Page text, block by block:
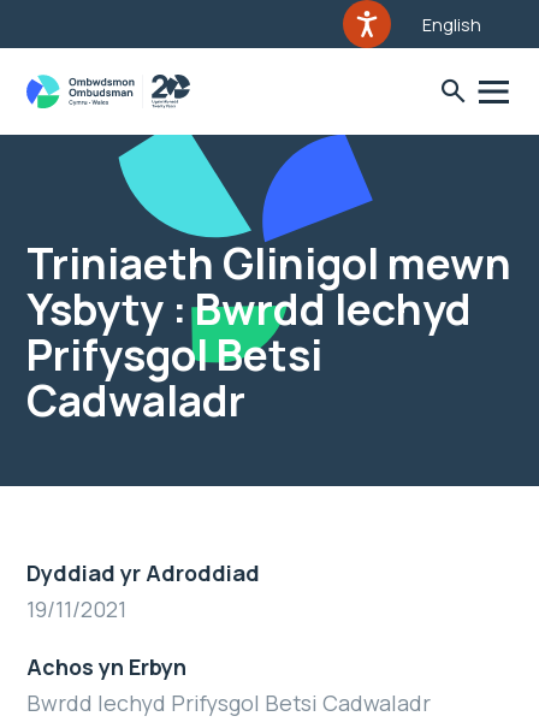
English
Triniaeth Glinigol mewn
Ysbyty : Bwrdd Iechyd
Prifysgol Betsi
Cadwaladr
Dyddiad yr Adroddiad
19/11/2021
Achos yn Erbyn
Bwrdd Iechyd Prifysgol Betsi Cadwaladr